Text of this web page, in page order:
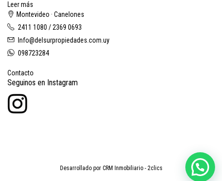
Leer más
Montevideo · Canelones
2411 1080 / 2369 0693
Info@delsurpropiedades.com.uy
098723284
Contacto
Seguinos en Instagram
Desarrollado por CRM Inmobiliario - 2clics